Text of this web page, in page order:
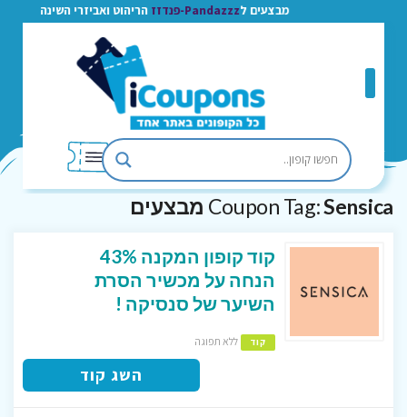
מבצעים ל Pandazzz-פנדזז הריהוט ואביזרי השינה
Coupon Tag:Sensica מבצעים
קוד קופון המקנה 43%
הנחה על מכשיר הסרת
השיער של סנסיקה !
קוד ללא תפוגה
השג קוד